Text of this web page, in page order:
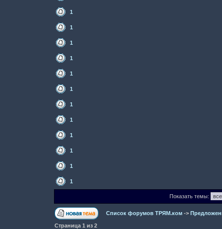
1
1
1
1
1
1
1
1
1
1
1
1
Показать темы:
Список форумов ТРЯМ.ком ->
Страница 1 из 2